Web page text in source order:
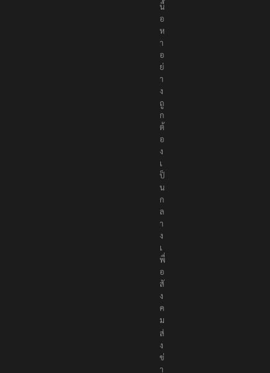
นื้
อ
ห
า
อ
ย่
า
ง
ถู
ก
ต้
อ
ง
เ
ป็
น
ก
ล
า
ง
เ
พื่
อ
สั
ง
ค
ม
ส่
ง
ข่
า